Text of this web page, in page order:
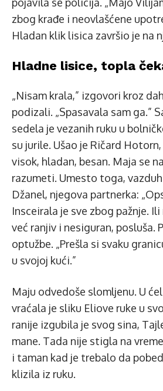
zbog krađe i neovlašćene
Hladan klik lisica završio je na
Hladne lisice, topla
„Nisam krala,” izgovori kroz
podizali. „Spasavala sam ga.”
sedela je vezanih ruku u
su jurile. Ušao je Ričard
visok, hladan, besan. Maja se
razumeti. Umesto toga,
Džanel, njegova partnerka:
Insceirala je sve zbog pažnje. Ili
već ranjiv i nesiguran, posluša.
optužbe. „Prešla si svaku
u svojoj kući.”
Maju odvedoše slomljenu. U
vraćala je sliku Eliove ruke u
ranije izgubila je svog sina,
mane. Tada nije stigla na
i taman kad je trebalo da
klizila iz ruku.